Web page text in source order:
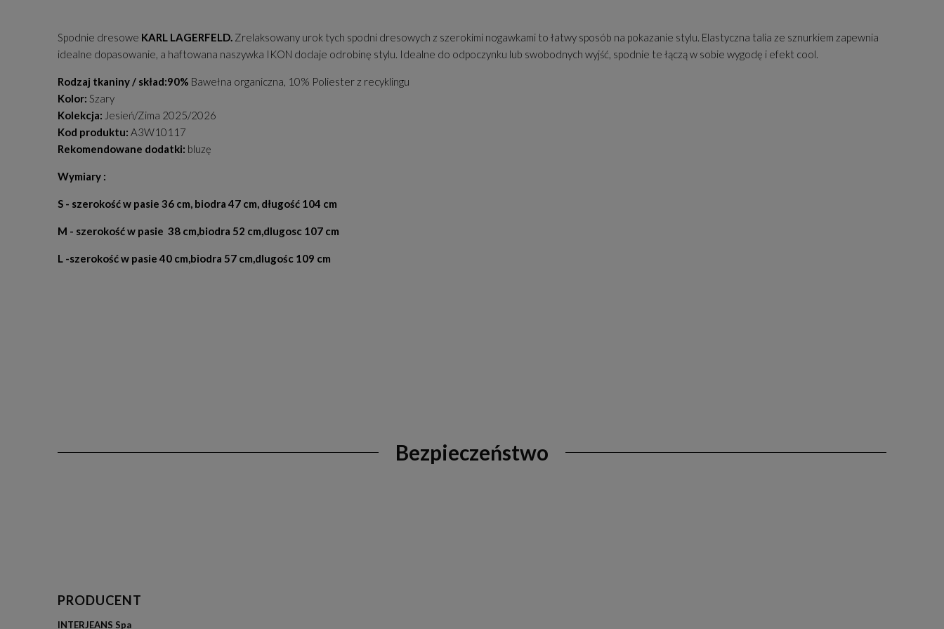
Spodnie dresowe KARL LAGERFELD. Zrelaksowany urok tych spodni dresowych z szerokimi nogawkami to łatwy sposób na pokazanie stylu. Elastyczna talia ze sznurkiem zapewnia
idealne dopasowanie, a haftowana naszywka IKON dodaje odrobinę stylu. Idealne do odpoczynku lub swobodnych wyjść, spodnie te łączą w sobie wygodę i efekt cool.
Rodzaj tkaniny / skład:90% Bawełna organiczna, 10% Poliester z recyklingu
Kolor: Szary
Kolekcja: Jesień/Zima 2025/2026
Kod produktu: A3W10117
Rekomendowane dodatki: bluzę
Wymiary :
S - szerokość w pasie 36 cm, biodra 47 cm, długość 104 cm
M - szerokość w pasie 38 cm,biodra 52 cm,dlugosc 107 cm
L -szerokość w pasie 40 cm,biodra 57 cm,dlugośc 109 cm
Bezpieczeństwo
PRODUCENT
INTERJEANS Spa